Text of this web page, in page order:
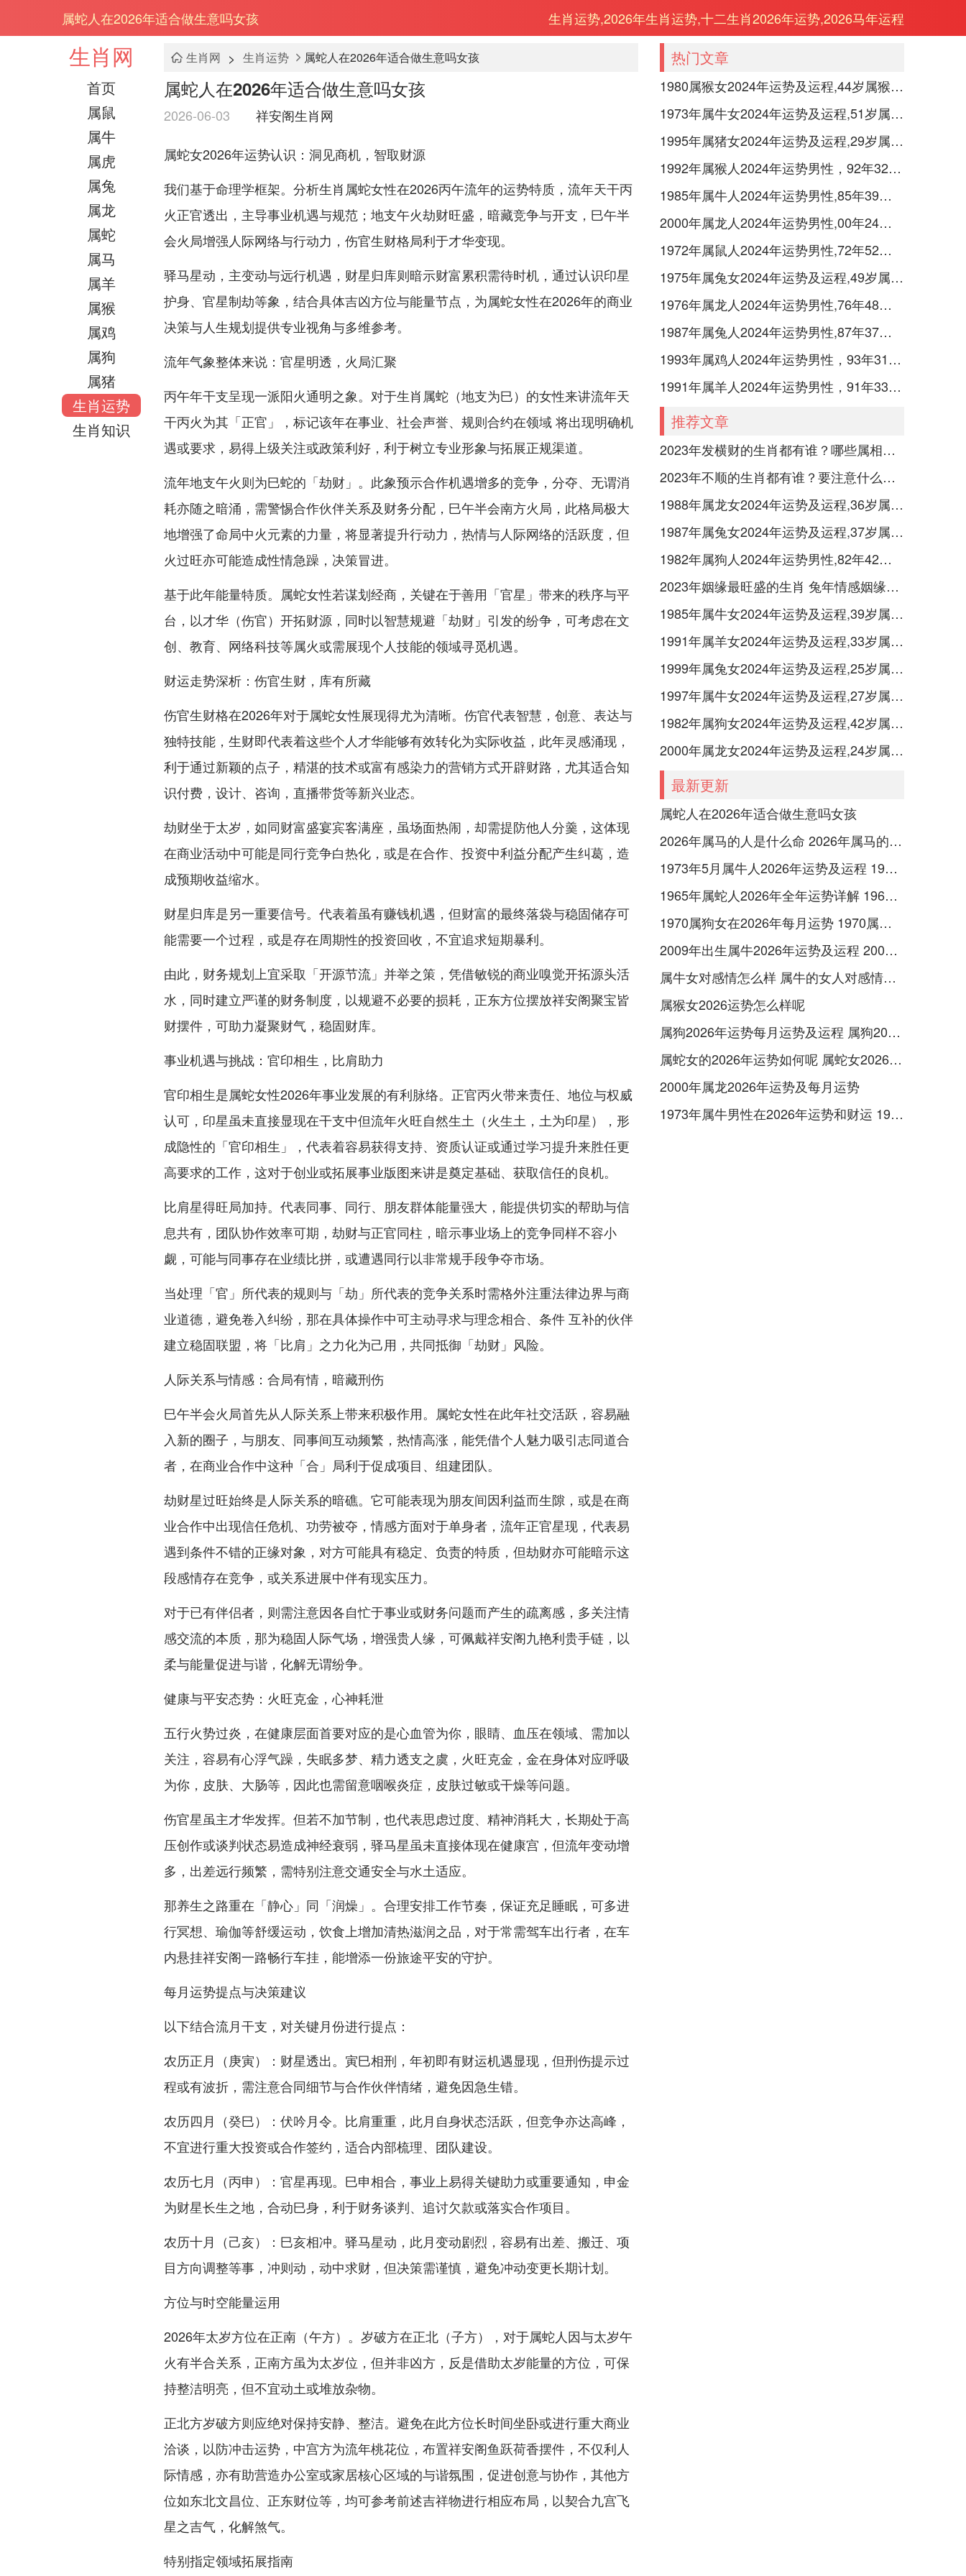
属蛇人在2026年适合做生意吗女孩 生肖运势,2026年生肖运势,十二生肖2026年运势,2026马年运程
生肖网
首页
属鼠
属牛
属虎
属兔
属龙
属蛇
属马
属羊
属猴
属鸡
属狗
属猪
生肖运势
生肖知识
生肖网 > 生肖运势 属蛇人在2026年适合做生意吗女孩
属蛇人在2026年适合做生意吗女孩
2026-06-03 祥安阁生肖网
属蛇女2026年运势认识：洞见商机，智取财源
我们基于命理学框架。分析生肖属蛇女性在2026丙午流年的运势特质，流年天干丙
火正官透出，主导事业机遇与规范；地支午火劫财旺盛，暗藏竞争与开支，巳午半
会火局增强人际网络与行动力，伤官生财格局利于才华变现。
驿马星动，主变动与远行机遇，财星归库则暗示财富累积需待时机，通过认识印星
护身、官星制劫等象，结合具体吉凶方位与能量节点，为属蛇女性在2026年的商业
决策与人生规划提供专业视角与多维参考。
流年气象整体来说：官星明透，火局汇聚
丙午年干支呈现一派阳火通明之象。对于生肖属蛇（地支为巳）的女性来讲流年天
干丙火为其「正官」，标记该年在事业、社会声誉、规则合约在领域 将出现明确机
遇或要求，易得上级关注或政策利好，利于树立专业形象与拓展正规渠道。
流年地支午火则为巳蛇的「劫财」。此象预示合作机遇增多的竞争，分夺、无谓消
耗亦随之暗涌，需警惕合作伙伴关系及财务分配，巳午半会南方火局，此格局极大
地增强了命局中火元素的力量，将显著提升行动力，热情与人际网络的活跃度，但
火过旺亦可能造成性情急躁，决策冒进。
基于此年能量特质。属蛇女性若谋划经商，关键在于善用「官星」带来的秩序与平
台，以才华（伤官）开拓财源，同时以智慧规避「劫财」引发的纷争，可考虑在文
创、教育、网络科技等属火或需展现个人技能的领域寻觅机遇。
财运走势深析：伤官生财，库有所藏
伤官生财格在2026年对于属蛇女性展现得尤为清晰。伤官代表智慧，创意、表达与
独特技能，生财即代表着这些个人才华能够有效转化为实际收益，此年灵感涌现，
利于通过新颖的点子，精湛的技术或富有感染力的营销方式开辟财路，尤其适合知
识付费，设计、咨询，直播带货等新兴业态。
劫财坐于太岁，如同财富盛宴宾客满座，虽场面热闹，却需提防他人分羹，这体现
在商业活动中可能是同行竞争白热化，或是在合作、投资中利益分配产生纠葛，造
成预期收益缩水。
财星归库是另一重要信号。代表着虽有赚钱机遇，但财富的最终落袋与稳固储存可
能需要一个过程，或是存在周期性的投资回收，不宜追求短期暴利。
由此，财务规划上宜采取「开源节流」并举之策，凭借敏锐的商业嗅觉开拓源头活
水，同时建立严谨的财务制度，以规避不必要的损耗，正东方位摆放祥安阁聚宝皆
财摆件，可助力凝聚财气，稳固财库。
事业机遇与挑战：官印相生，比肩助力
官印相生是属蛇女性2026年事业发展的有利脉络。正官丙火带来责任、地位与权威
认可，印星虽未直接显现在干支中但流年火旺自然生土（火生土，土为印星），形
成隐性的「官印相生」，代表着容易获得支持、资质认证或通过学习提升来胜任更
高要求的工作，这对于创业或拓展事业版图来讲是奠定基础、获取信任的良机。
比肩星得旺局加持。代表同事、同行、朋友群体能量强大，能提供切实的帮助与信
息共有，团队协作效率可期，劫财与正官同柱，暗示事业场上的竞争同样不容小
觑，可能与同事存在业绩比拼，或遭遇同行以非常规手段争夺市场。
当处理「官」所代表的规则与「劫」所代表的竞争关系时需格外注重法律边界与商
业道德，避免卷入纠纷，那在具体操作中可主动寻求与理念相合、条件 互补的伙伴
建立稳固联盟，将「比肩」之力化为己用，共同抵御「劫财」风险。
人际关系与情感：合局有情，暗藏刑伤
巳午半会火局首先从人际关系上带来积极作用。属蛇女性在此年社交活跃，容易融
入新的圈子，与朋友、同事间互动频繁，热情高涨，能凭借个人魅力吸引志同道合
者，在商业合作中这种「合」局利于促成项目、组建团队。
劫财星过旺始终是人际关系的暗礁。它可能表现为朋友间因利益而生隙，或是在商
业合作中出现信任危机、功劳被夺，情感方面对于单身者，流年正官星现，代表易
遇到条件不错的正缘对象，对方可能具有稳定、负责的特质，但劫财亦可能暗示这
段感情存在竞争，或关系进展中伴有现实压力。
对于已有伴侣者，则需注意因各自忙于事业或财务问题而产生的疏离感，多关注情
感交流的本质，那为稳固人际气场，增强贵人缘，可佩戴祥安阁九艳利贵手链，以
柔与能量促进与谐，化解无谓纷争。
健康与平安态势：火旺克金，心神耗泄
五行火势过炎，在健康层面首要对应的是心血管为你，眼睛、血压在领域、需加以
关注，容易有心浮气躁，失眠多梦、精力透支之虞，火旺克金，金在身体对应呼吸
为你，皮肤、大肠等，因此也需留意咽喉炎症，皮肤过敏或干燥等问题。
伤官星虽主才华发挥。但若不加节制，也代表思虑过度、精神消耗大，长期处于高
压创作或谈判状态易造成神经衰弱，驿马星虽未直接体现在健康宫，但流年变动增
多，出差远行频繁，需特别注意交通安全与水土适应。
那养生之路重在「静心」同「润燥」。合理安排工作节奏，保证充足睡眠，可多进
行冥想、瑜伽等舒缓运动，饮食上增加清热滋润之品，对于常需驾车出行者，在车
内悬挂祥安阁一路畅行车挂，能增添一份旅途平安的守护。
每月运势提点与决策建议
以下结合流月干支，对关键月份进行提点：
农历正月（庚寅）：财星透出。寅巳相刑，年初即有财运机遇显现，但刑伤提示过
程或有波折，需注意合同细节与合作伙伴情绪，避免因急生错。
农历四月（癸巳）：伏吟月令。比肩重重，此月自身状态活跃，但竞争亦达高峰，
不宜进行重大投资或合作签约，适合内部梳理、团队建设。
农历七月（丙申）：官星再现。巳申相合，事业上易得关键助力或重要通知，申金
为财星长生之地，合动巳身，利于财务谈判、追讨欠款或落实合作项目。
农历十月（己亥）：巳亥相冲。驿马星动，此月变动剧烈，容易有出差、搬迁、项
目方向调整等事，冲则动，动中求财，但决策需谨慎，避免冲动变更长期计划。
方位与时空能量运用
2026年太岁方位在正南（午方）。岁破方在正北（子方），对于属蛇人因与太岁午
火有半合关系，正南方虽为太岁位，但并非凶方，反是借助太岁能量的方位，可保
持整洁明亮，但不宜动土或堆放杂物。
正北方岁破方则应绝对保持安静、整洁。避免在此方位长时间坐卧或进行重大商业
洽谈，以防冲击运势，中宫方为流年桃花位，布置祥安阁鱼跃荷香摆件，不仅利人
际情感，亦有助营造办公室或家居核心区域的与谐氛围，促进创意与协作，其他方
位如东北文昌位、正东财位等，均可参考前述吉祥物进行相应布局，以契合九宫飞
星之吉气，化解煞气。
特别指定领域拓展指南
热门文章
1980属猴女2024年运势及运程,44岁属猴人2024全年每月运势女性如何
1973年属牛女2024年运势及运程,51岁属牛人2024全年每月运势女性如何
1995年属猪女2024年运势及运程,29岁属猪人2024全年每月运势女性如何
1992年属猴人2024年运势男性，92年32岁属猴男2024年每月运程怎么样
1985年属牛人2024年运势男性,85年39岁属牛男2024年每月运程怎么样
2000年属龙人2024年运势男性,00年24岁属龙男2024年每月运程怎么样
1972年属鼠人2024年运势男性,72年52岁属鼠男2024年每月运程怎么样
1975年属兔女2024年运势及运程,49岁属兔人2024全年每月运势女性如何
1976年属龙人2024年运势男性,76年48岁属龙男2024年每月运程怎么样
1987年属兔人2024年运势男性,87年37岁属兔男2024年每月运程怎么样
1993年属鸡人2024年运势男性，93年31岁属鸡男2024年每月运程怎么样
1991年属羊人2024年运势男性，91年33岁属羊男2024年每月运程怎么样
推荐文章
2023年发横财的生肖都有谁？哪些属相财运旺盛？
2023年不顺的生肖都有谁？要注意什么呢？
1988年属龙女2024年运势及运程,36岁属龙人2024全年每月运势女性如何
1987年属兔女2024年运势及运程,37岁属兔人2024全年每月运势女性如何
1982年属狗人2024年运势男性,82年42岁属狗男2024年每月运程怎么样
2023年姻缘最旺盛的生肖 兔年情感姻缘运比较旺的属相
1985年属牛女2024年运势及运程,39岁属牛人2024全年每月运势女性如何
1991年属羊女2024年运势及运程,33岁属羊人2024全年每月运势女性如何
1999年属兔女2024年运势及运程,25岁属兔人2024全年每月运势女性如何
1997年属牛女2024年运势及运程,27岁属牛人2024全年每月运势女性如何
1982年属狗女2024年运势及运程,42岁属狗人2024全年每月运势女性如何
2000年属龙女2024年运势及运程,24岁属龙人2024全年每月运势女性如何
最新更新
属蛇人在2026年适合做生意吗女孩
2026年属马的人是什么命 2026年属马的人五行什么命
1973年5月属牛人2026年运势及运程 1973年5月属什么的
1965年属蛇人2026年全年运势详解 1965年属蛇人财运方向
1970属狗女在2026年每月运势 1970属狗女在2026年佩戴什么饰品
2009年出生属牛2026年运势及运程 2009年出生属于什么命
属牛女对感情怎么样 属牛的女人对感情怎么样
属猴女2026运势怎么样呢
属狗2026年运势每月运势及运程 属狗2026年运势及运程及每月运势
属蛇女的2026年运势如何呢 属蛇女2026年运势如何
2000年属龙2026年运势及每月运势
1973年属牛男性在2026年运势和财运 1973年属牛男婚配属相